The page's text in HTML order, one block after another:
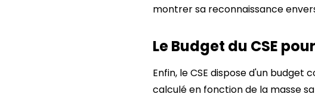
montrer sa reconnaissance
Le Budget du CSE
Enfin, le CSE dispose d'un
calculé en fonction de la masse